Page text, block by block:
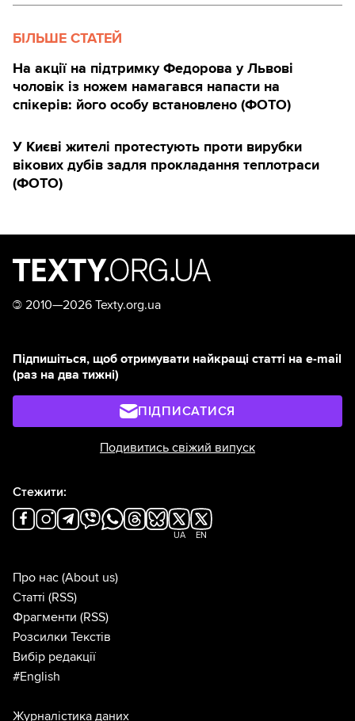
БІЛЬШЕ СТАТЕЙ
На акції на підтримку Федорова у Львові
чоловік із ножем намагався напасти на
спікерів: його особу встановлено (ФОТО)
У Києві жителі протестують проти вирубки
вікових дубів задля прокладання теплотраси
(ФОТО)
© 2010—2026 Texty.org.ua
Підпишіться, щоб отримувати найкращі статті на e-mail
(раз на два тижні)
ПІДПИСАТИСЯ
Подивитись свіжий випуск
Стежити:
UA EN
Про нас (About us)
Статті (RSS)
Фрагменти (RSS)
Розсилки Текстів
Вибір редакції
#English
Журналістика даних